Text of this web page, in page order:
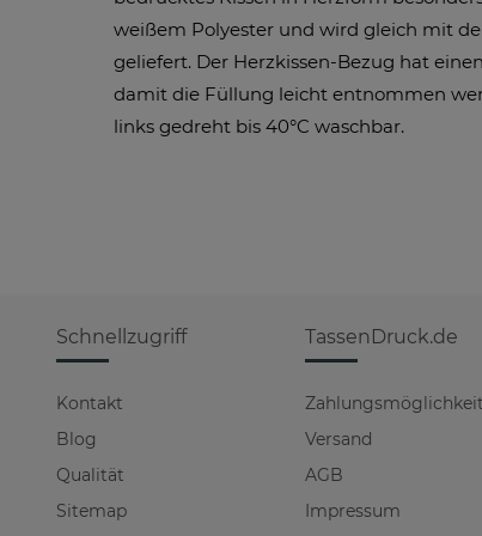
weißem Polyester und wird gleich mit
geliefert. Der Herzkissen-Bezug hat
damit die Füllung leicht entnommen
links gedreht bis 40°C waschbar.
Schnellzugriff
Kontakt
Blog
Qualität
Sitemap
TassenDruck.de
Versand
AGB
Impressum